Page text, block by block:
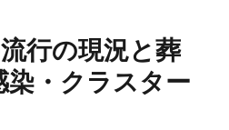
行の現況と葬
・クラスター